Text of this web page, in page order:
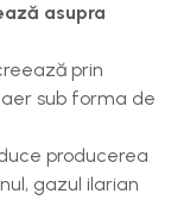
asupra
prin
sub forma de
producerea
gazul ilarian